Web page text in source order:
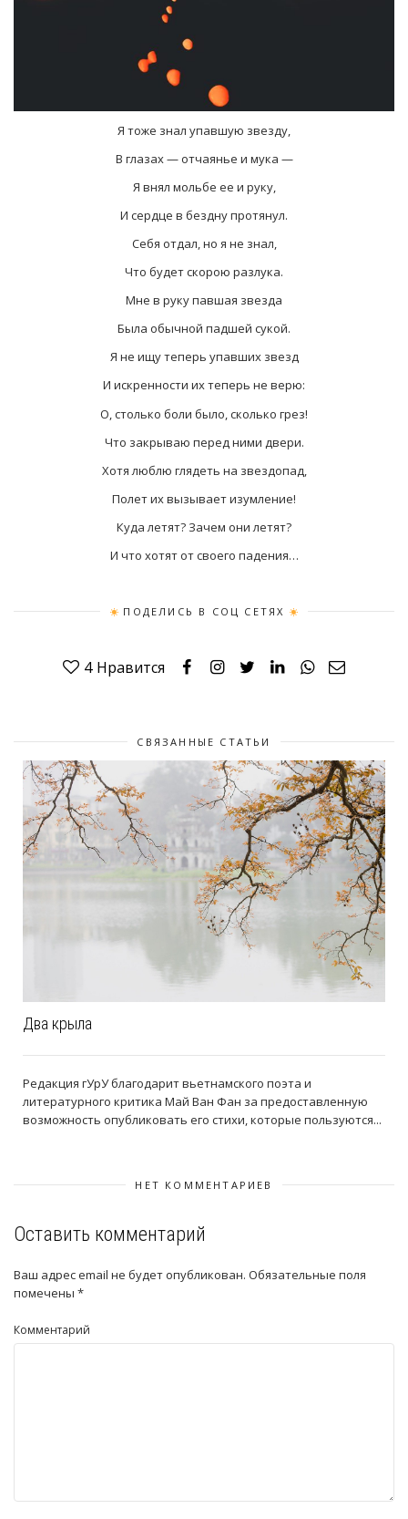
Я тоже знал упавшую звезду,
В глазах — отчаянье и мука —
Я внял мольбе ее и руку,
И сердце в бездну протянул.
Себя отдал, но я не знал,
Что будет скорою разлука.
Мне в руку павшая звезда
Была обычной падшей сукой.
Я не ищу теперь упавших звезд
И искренности их теперь не верю:
О, столько боли было, сколько грез!
Что закрываю перед ними двери.
Хотя люблю глядеть на звездопад,
Полет их вызывает изумление!
Куда летят? Зачем они летят?
И что хотят от своего падения…
ПОДЕЛИСЬ В СОЦ СЕТЯХ
4 Нравится
СВЯЗАННЫЕ СТАТЬИ
Два крыла
Редакция гУрУ благодарит вьетнамского поэта и
литературного критика Май Ван Фан за предоставленную
возможность опубликовать его стихи, которые пользуются...
НЕТ КОММЕНТАРИЕВ
Оставить комментарий
Ваш адрес email не будет опубликован. Обязательные поля
помечены *
Комментарий